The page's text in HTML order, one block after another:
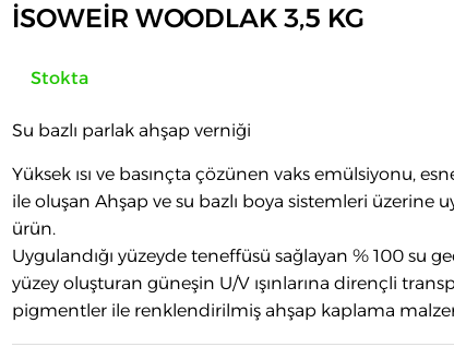
İSOWEİR WOODLAK 3,5 KG
Stokta
Su bazlı parlak ahşap verniği
Yüksek ısı ve basınçta çözünen vaks emülsiyonu,
ile oluşan Ahşap ve su bazlı boya sistemleri üzerine
ürün.
Uygulandığı yüzeyde teneffüsü sağlayan % 100 su
yüzey oluşturan güneşin U/V ışınlarına dirençli
pigmentler ile renklendirilmiş ahşap kaplama